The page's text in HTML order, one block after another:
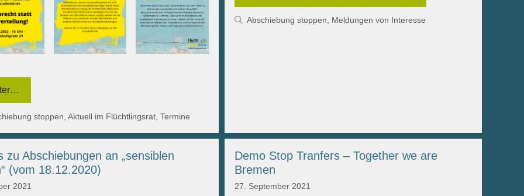
stoppen,Aktuell im Flüchtlingsrat,Termine
Kategorien
Abschiebung stoppen, Meldungen von Interesse
zu Abschiebungen an „sensiblen
(vom 18.12.2020)
2021
Demo Stop Tranfers – Together we are
Bremen
27. September 2021